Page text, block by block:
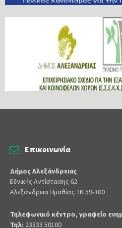
Επικοινωνία
Δήμος Αλεξάνδρειας
Εθνικής Αντίστασης 62
Αλεξάνδρεια Ημαθίας ΤΚ 59-300
Τηλεφωνικό κέντρο, γραφείο
Τηλ: 23333 50100